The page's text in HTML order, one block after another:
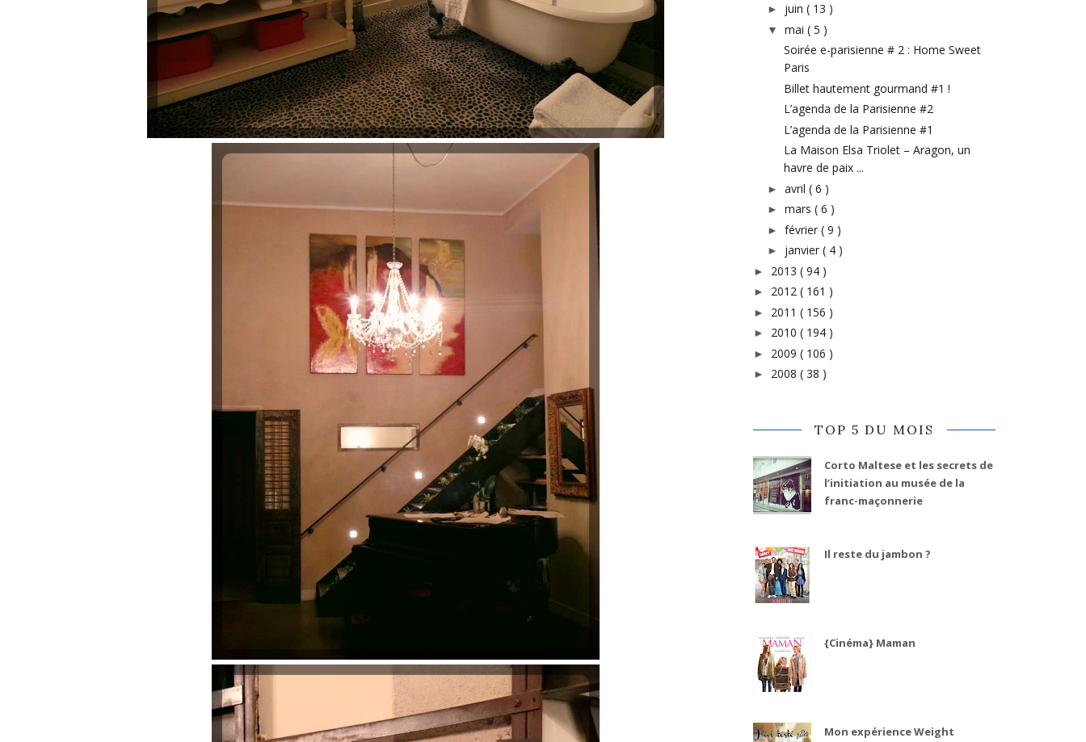
► juin ( 13 )
▼ mai ( 5 )
Soirée e-parisienne # 2 : Home Sweet
Paris
Billet hautement gourmand #1 !
L’agenda de la Parisienne #2
L’agenda de la Parisienne #1
La Maison Elsa Triolet – Aragon, un
havre de paix ...
► avril ( 6 )
► mars ( 6 )
► février ( 9 )
► janvier ( 4 )
► 2013 ( 94 )
► 2012 ( 161 )
► 2011 ( 156 )
► 2010 ( 194 )
► 2009 ( 106 )
► 2008 ( 38 )
TOP 5 DU MOIS
Corto Maltese et les secrets de
l’initiation au musée de la
franc-maçonnerie
Il reste du jambon ?
{Cinéma} Maman
Mon expérience Weight